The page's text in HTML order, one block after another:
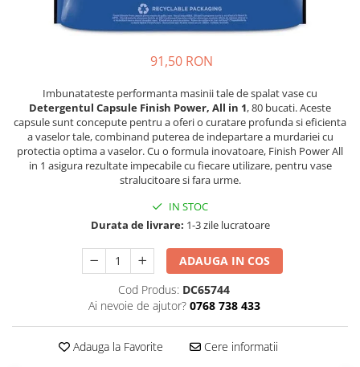
Solutie Pete
Detergent Vase
Gratare
Incubatoare
Lampi solare
Hrana, Accesorii si Ingrijire Animale
Hrana Umeda
91,50 RON
Imbunatateste performanta masinii tale de spalat vase cu
Detergentul Capsule Finish Power, All in 1, 80 bucati. Aceste
capsule sunt concepute pentru a oferi o curatare profunda si eficienta
a vaselor tale, combinand puterea de indepartare a murdariei cu
protectia optima a vaselor. Cu o formula inovatoare, Finish Power All
in 1 asigura rezultate impecabile cu fiecare utilizare, pentru vase
stralucitoare si fara urme.
IN STOC
Durata de livrare: 1-3 zile lucratoare
ADAUGA IN COS
Cod Produs: DC65744
Ai nevoie de ajutor? 0768 738 433
Adauga la Favorite Cere informatii